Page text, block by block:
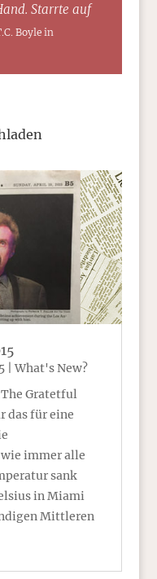
Starrte auf
Boyle in
|What's New?
Gratetful
das für eine
immer alle
sank
in Miami
Mittleren